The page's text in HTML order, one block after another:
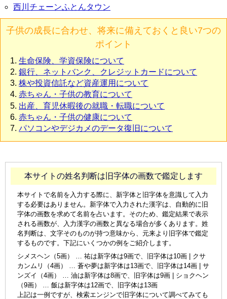
西川チェーンふとんタウン
子供の成長に合わせ、将来に備えておくと良い7つの
ポイント
生命保険、学資保険について
銀行、ネットバンク、クレジットカードについて
株や投資信託など資産運用について
赤ちゃん・子供の教育について
出産、育児休暇後の就職・転職について
赤ちゃん・子供の健康について
パソコンやデジカメのデータ復旧について
本サイトの姓名判断は旧字体の画数で鑑定します
本サイトで名前を入力する際に、新字体と旧字体を意識して入力
する必要はありません。新字体で入力された漢字は、自動的に旧
字体の画数を求めて名前を占います。そのため、鑑定結果で表示
される画数が、入力漢字の画数と異なる場合が多くあります。姓
名判断は、文字そのものが持つ意味から、元来より旧字体で鑑定
するものです。下記にいくつかの例をご紹介します。
シメスヘン（5画） … 祐は新字体は9画で、旧字体は10画 | クサ
カンムリ（4画） … 蒼や夢は新字体は13画で、旧字体は14画 | サ
ンズイ（4画） … 油は新字体は8画で、旧字体は9画 | ショクヘン
（9画） … 飯は新字体は12画で、旧字体は13画
上記は一例ですが、検索エンジンで旧字体について調べてみても